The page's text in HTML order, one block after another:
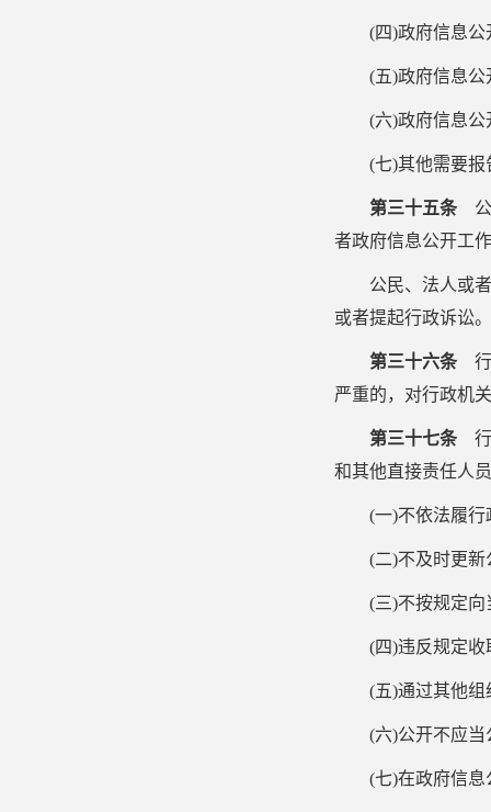
(四)政府信息公
(五)政府信息公
(六)政府信息公
(七)其他需要报
第三十五条 公
者政府信息公开工
公民、法人或
或者提起行政诉讼。
第三十六条 行
严重的，对行政机
第三十七条 行
和其他直接责任人
(一)不依法履
(二)不及时更
(三)不按规定
(四)违反规定收
(五)通过其他组
(六)公开不应
(七)在政府信息